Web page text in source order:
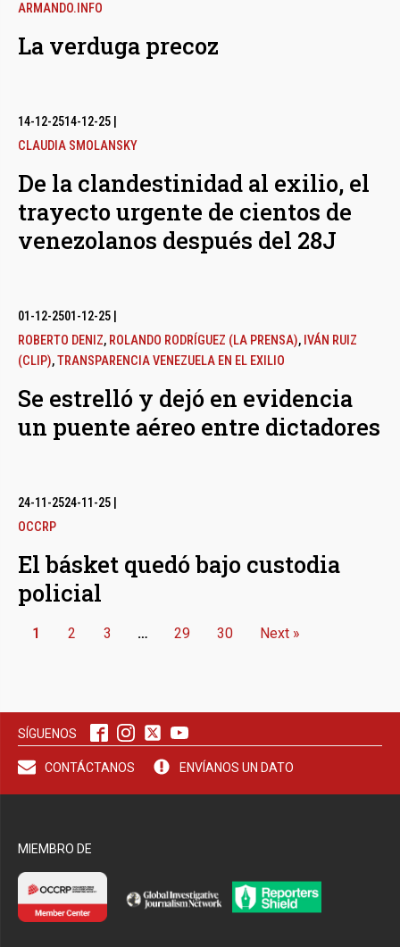
ARMANDO.INFO
La verduga precoz
14-12-2514-12-25
CLAUDIA SMOLANSKY
De la clandestinidad al exilio, el
trayecto urgente de cientos de
venezolanos después del 28J
01-12-2501-12-25
ROBERTO DENIZ, ROLANDO RODRÍGUEZ (LA PRENSA), IVÁN RUIZ
(CLIP),TRANSPARENCIA VENEZUELA EN EL EXILIO
Se estrelló y dejó en evidencia
un puente aéreo entre dictadores
24-11-2524-11-25
OCCRP
El básket quedó bajo custodia
policial
1 2 3 … 29 30 Next »
SÍGUENOS
CONTÁCTANOS ENVÍANOS UN DATO
MIEMBRO DE